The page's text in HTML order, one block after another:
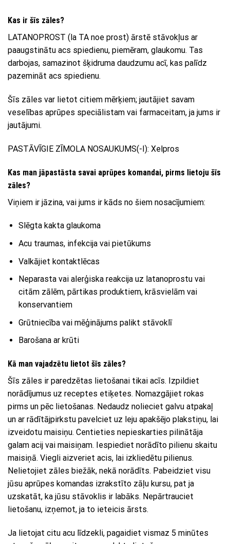
Kas ir šīs zāles?
LATANOPROST (la TA noe prost) ārstē stāvokļus ar
paaugstinātu acs spiedienu, piemēram, glaukomu. Tas
darbojas, samazinot šķidruma daudzumu acī, kas palīdz
pazemināt acs spiedienu.
Šīs zāles var lietot citiem mērķiem; jautājiet savam
veselības aprūpes speciālistam vai farmaceitam, ja jums ir
jautājumi.
PASTĀVĪGIE ZĪMOLA NOSAUKUMS(-I): Xelpros
Kas man jāpastāsta savai aprūpes komandai, pirms lietoju šīs
zāles?
Viņiem ir jāzina, vai jums ir kāds no šiem nosacījumiem:
Slēgta kakta glaukoma
Acu traumas, infekcija vai pietūkums
Valkājiet kontaktlēcas
Neparasta vai alerģiska reakcija uz latanoprostu vai
citām zālēm, pārtikas produktiem, krāsvielām vai
konservantiem
Grūtniecība vai mēģinājums palikt stāvoklī
Barošana ar krūti
Kā man vajadzētu lietot šīs zāles?
Šīs zāles ir paredzētas lietošanai tikai acīs. Izpildiet
norādījumus uz receptes etiķetes. Nomazgājiet rokas
pirms un pēc lietošanas. Nedaudz nolieciet galvu atpakaļ
un ar rādītājpirkstu pavelciet uz leju apakšējo plakstiņu, lai
izveidotu maisiņu. Centieties nepieskarties pilinātāja
galam acij vai maisiņam. Iespiediet norādīto pilienu skaitu
maisiņā. Viegli aizveriet acis, lai izkliedētu pilienus.
Nelietojiet zāles biežāk, nekā norādīts. Pabeidziet visu
jūsu aprūpes komandas izrakstīto zāļu kursu, pat ja
uzskatāt, ka jūsu stāvoklis ir labāks. Nepārtrauciet
lietošanu, izņemot, ja to ieteicis ārsts.
Ja lietojat citu acu līdzekli, pagaidiet vismaz 5 minūtes